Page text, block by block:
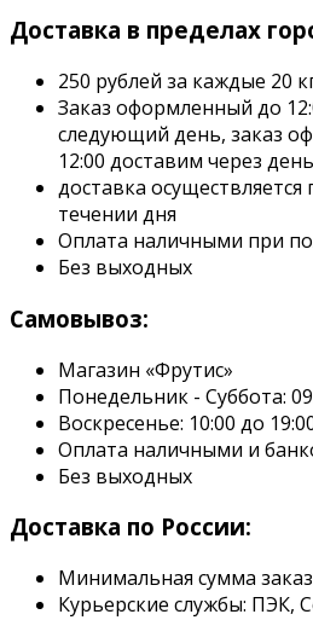
Доставка в пределах
250 рублей за каждые 20
Заказ оформленный до
следующий день, заказ
12:00 доставим через
доставка
течении дня
Оплата наличными при
Без выходных
Самовывоз:
Магазин «Фрутис»
Понедельник - Суббота:
Воскресенье: 10:00 до
Оплата наличными и
Без выходных
Доставка по России:
Минимальная сумма
Курьерские службы: ПЭК,